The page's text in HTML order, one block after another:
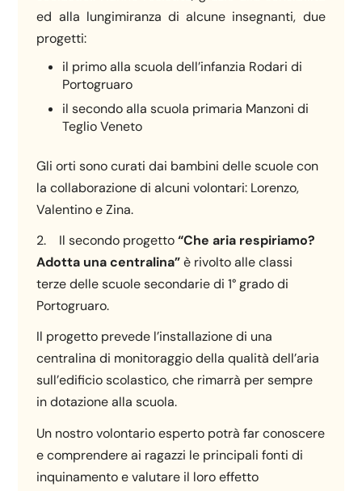
ed alla lungimiranza di alcune insegnanti, due
progetti:
il primo alla scuola dell’infanzia Rodari di
Portogruaro
il secondo alla scuola primaria Manzoni di
Teglio Veneto
Gli orti sono curati dai bambini delle scuole con
la collaborazione di alcuni volontari: Lorenzo,
Valentino e Zina.
2. Il secondo progetto“Che aria respiriamo?
Adotta una centralina”è rivolto alle classi
terze delle scuole secondarie di 1° grado di
Portogruaro.
Il progetto prevede l’installazione di una
centralina di monitoraggio della qualità dell’aria
sull’edificio scolastico, che rimarrà per sempre
in dotazione alla scuola.
Un nostro volontario esperto potrà far conoscere
e comprendere ai ragazzi le principali fonti di
inquinamento e valutare il loro effetto